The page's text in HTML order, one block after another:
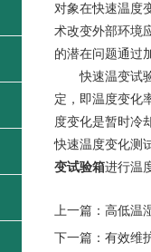
对象在快速温度
术改变外部环境
的潜在问题通过
快速温变试验
定，即温度变化
度变化是暂时冷
快速温度变化测
变试验箱进行温
上一篇： 高低温
下一篇： 有效维